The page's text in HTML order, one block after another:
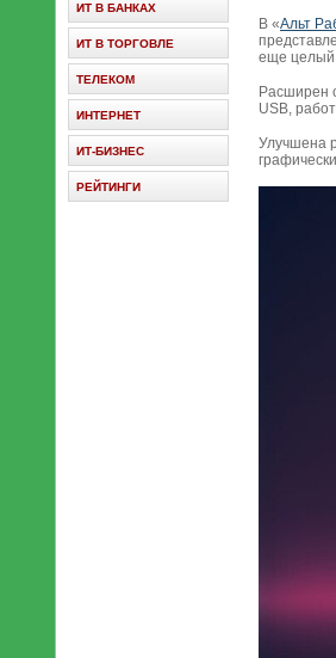
В «Альт
еще целый
Расширен
USB,
Улучшена
ИТ В БАНКАХ
ИТ В ТОРГОВЛЕ
ТЕЛЕКОМ
ИНТЕРНЕТ
ИТ-БИЗНЕС
РЕЙТИНГИ